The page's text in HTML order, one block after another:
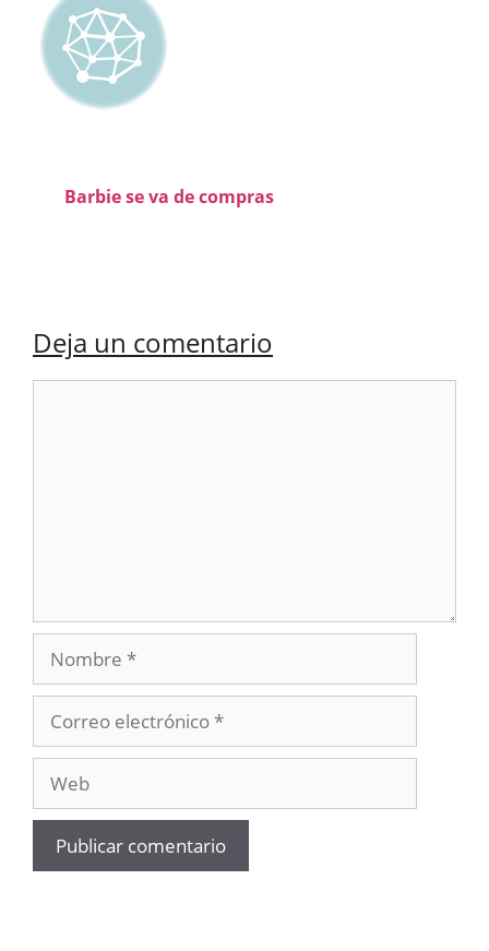
Barbie se va de compras
Deja un comentario
Nombre
electrónico